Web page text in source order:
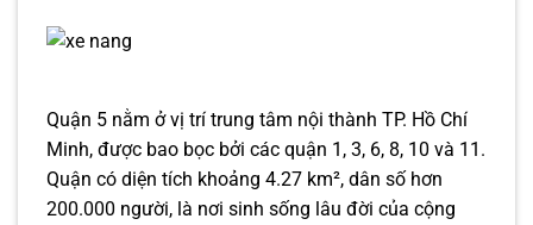
Quận 5 nằm ở vị trí trung tâm nội thành TP. Hồ Chí
Minh, được bao bọc bởi các quận 1, 3, 6, 8, 10 và 11.
Quận có diện tích khoảng 4.27 km², dân số hơn
200.000 người, là nơi sinh sống lâu đời của cộng